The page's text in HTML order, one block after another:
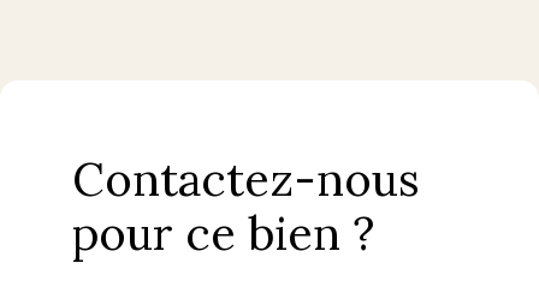
Contactez-nous
pour ce bien ?